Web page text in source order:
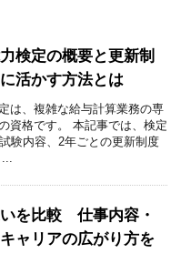
検定の概要と更新制
活かす方法とは
は、複雑な給与計算業務の専
資格です。 本記事では、検定
験内容、2年ごとの更新制度
を比較 仕事内容・
ャリアの広がり方を